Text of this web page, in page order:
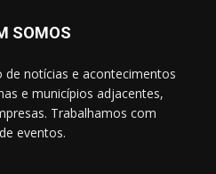
SOMOS
notícias e acontecimentos
e municípios adjacentes,
Trabalhamos com
eventos.